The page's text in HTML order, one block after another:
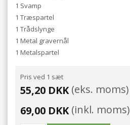
1 Svamp
1 Træspartel
1 Trådslynge
1 Metal gravernål
1 Metalspartel
Pris ved 1 sæt
55,20 DKK(eks. moms)
69,00 DKK(inkl. moms)